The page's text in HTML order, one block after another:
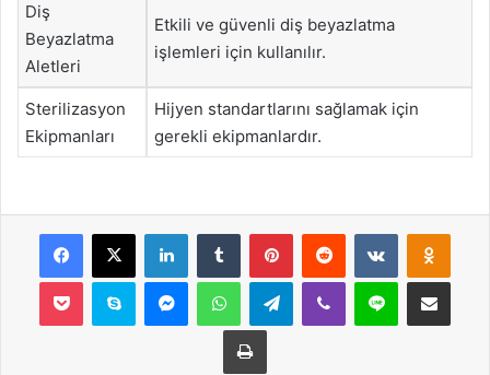
Diş
Beyazlatma
Aletleri
Etkili ve güvenli diş beyazlatma
işlemleri için kullanılır.
Sterilizasyon
Ekipmanları
Hijyen standartlarını sağlamak için
gerekli ekipmanlardır.
Facebook
X LinkedInTumblr PinterestReddit VKontakte
Pocket Skype MessengerWhatsAppTelegramViber Line E-Posta ile
Yazdır